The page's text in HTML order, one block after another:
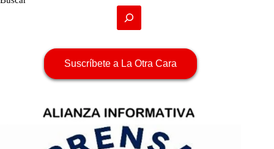
Suscríbete a La Otra Cara